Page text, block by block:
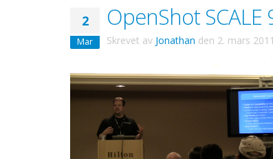
2
Mar
OpenShot
Skrevet av Jonathan den 2. mars 2011